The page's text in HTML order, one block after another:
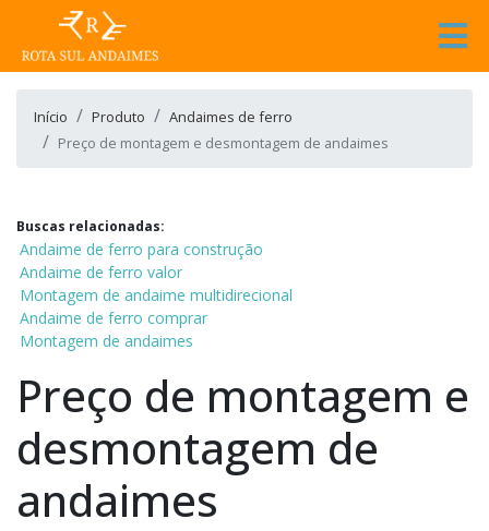
Início Produto
Andaimes de ferro
Preço de montagem e desmontagem de andaimes
Buscas relacionadas:
Andaime de ferro para construção
Andaime de ferro valor
Montagem de andaime multidirecional
Andaime de ferro comprar
Montagem de andaimes
Preço de montagem e
desmontagem de
andaimes